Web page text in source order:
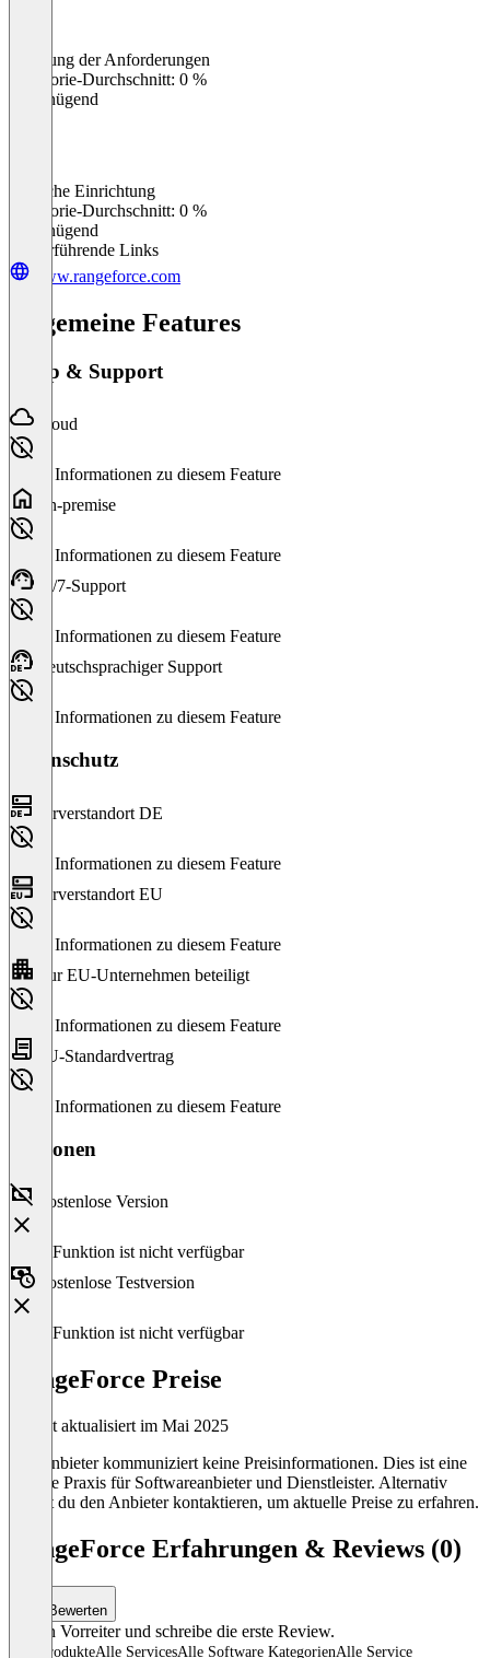
Erfüllung der Anforderungen
Kategorie-Durchschnitt: 0 %
Ungenügend
Einfache Einrichtung
Kategorie-Durchschnitt: 0 %
Ungenügend
Weiterführende Links
www.rangeforce.com
Allgemeine Features
Setup & Support
Cloud
Keine Informationen zu diesem Feature
On-premise
Keine Informationen zu diesem Feature
24/7-Support
Keine Informationen zu diesem Feature
Deutschsprachiger Support
Keine Informationen zu diesem Feature
Datenschutz
Serverstandort DE
Keine Informationen zu diesem Feature
Serverstandort EU
Keine Informationen zu diesem Feature
Nur EU-Unternehmen beteiligt
Keine Informationen zu diesem Feature
EU-Standardvertrag
Keine Informationen zu diesem Feature
Versionen
Kostenlose Version
Diese Funktion ist nicht verfügbar
Kostenlose Testversion
Diese Funktion ist nicht verfügbar
RangeForce Preise
Zuletzt aktualisiert im Mai 2025
Der Anbieter kommuniziert keine Preisinformationen. Dies ist eine
übliche Praxis für Softwareanbieter und Dienstleister. Alternativ
kannst du den Anbieter kontaktieren, um aktuelle Preise zu erfahren.
RangeForce Erfahrungen & Reviews (0)
Bewerten
Sei ein Vorreiter und schreibe die erste Review.
Alle ProdukteAlle ServicesAlle Software KategorienAlle Service